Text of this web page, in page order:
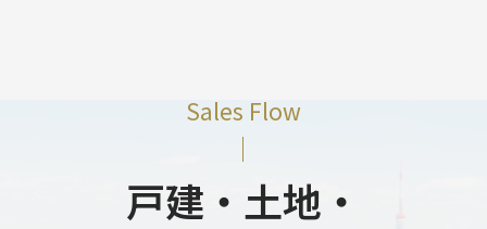
Sales Flow
戸建・土地・